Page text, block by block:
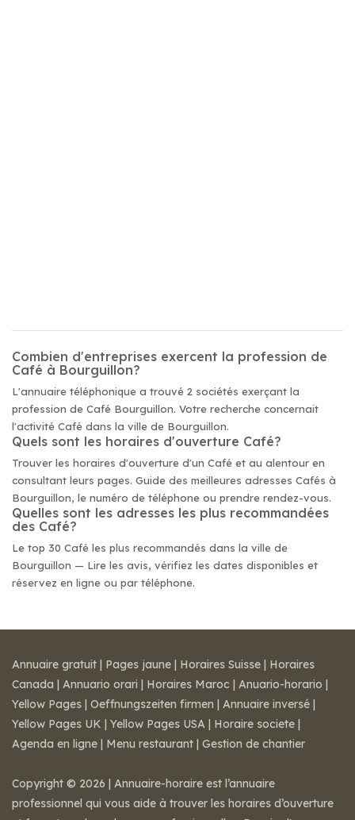
Combien d'entreprises exercent la profession de
Café à Bourguillon?
L'annuaire téléphonique a trouvé 2 sociétés exerçant la
profession de Café Bourguillon. Votre recherche concernait
l'activité Café dans la ville de Bourguillon.
Quels sont les horaires d'ouverture Café?
Trouver les horaires d'ouverture d'un Café et au alentour en
consultant leurs pages. Guide des meilleures adresses Cafés à
Bourguillon, le numéro de téléphone ou prendre rendez-vous.
Quelles sont les adresses les plus recommandées
des Café?
Le top 30 Café les plus recommandés dans la ville de
Bourguillon — Lire les avis, vérifiez les dates disponibles et
réservez en ligne ou par téléphone.
Annuaire gratuit | Pages jaune | Horaires Suisse | Horaires
Canada | Annuario orari | Horaires Maroc | Anuario-horario |
Yellow Pages | Oeffnungszeiten firmen | Annuaire inversé |
Yellow Pages UK | Yellow Pages USA | Horaire societe |
Agenda en ligne | Menu restaurant | Gestion de chantier
Copyright © 2026 | Annuaire-horaire est l’annuaire
professionnel qui vous aide à trouver les horaires d’ouverture